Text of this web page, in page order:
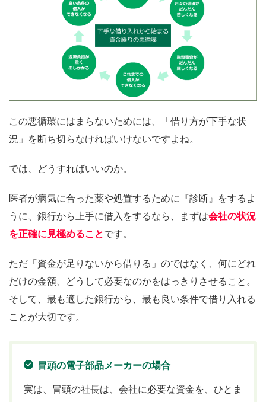
この悪循環にはまらないためには、「借り方が下手な状
況」を断ち切らなければいけないですよね。
では、どうすればいいのか。
医者が病気に合った薬や処置するために『診断』をするよ
うに、銀行から上手に借入をするなら、まずは会社の状況
を正確に見極めることです。
ただ「資金が足りないから借りる」のではなく、何にどれ
だけの金額、どうして必要なのかをはっきりさせること。
そして、最も適した銀行から、最も良い条件で借り入れる
ことが大切です。
冒頭の電子部品メーカーの場合
実は、冒頭の社長は、会社に必要な資金を、ひとま